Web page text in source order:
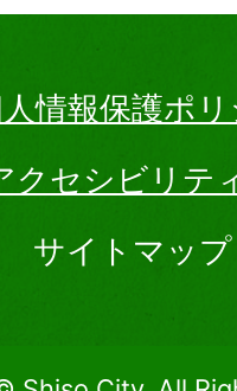
情報保護ポ
クセシビリテ
サイトマップ